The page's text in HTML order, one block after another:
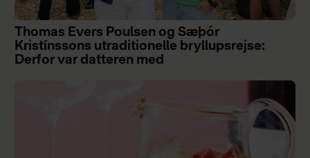
Thomas Evers Poulsen og Sæþór
Kristínssons utraditionelle bryllupsrejse:
Derfor var datteren med